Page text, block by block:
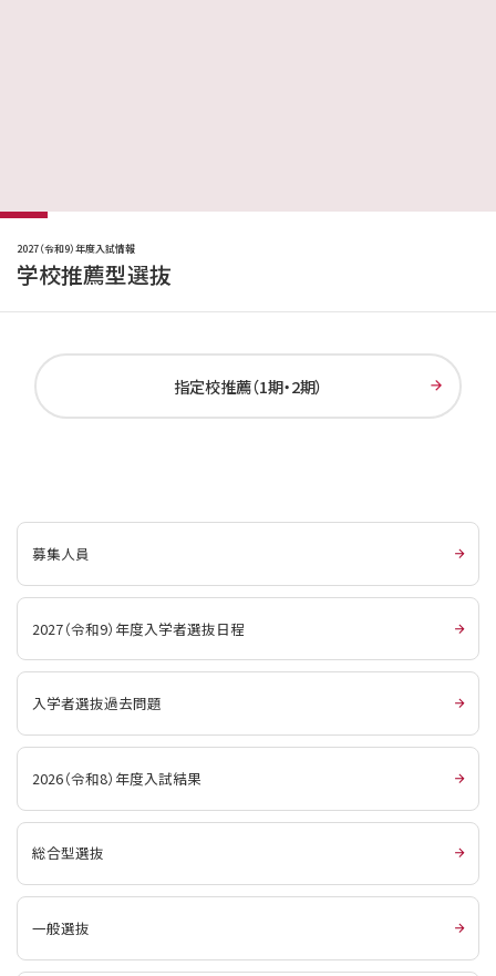
2027（令和9）年度入試情報
学校推薦型選抜
指定校推薦（1期・2期）
募集人員
2027（令和9）年度入学者選抜日程
入学者選抜過去問題
2026（令和8）年度入試結果
総合型選抜
一般選抜